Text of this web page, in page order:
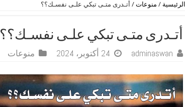
الرئيسية / منوعات / أتـدرى متـى تبكي علـى نفسـك؟؟
أتـدرى متـى تبكي علـى نفسـك؟؟
adminaswan 24 أكتوبر، 2024 منوعات